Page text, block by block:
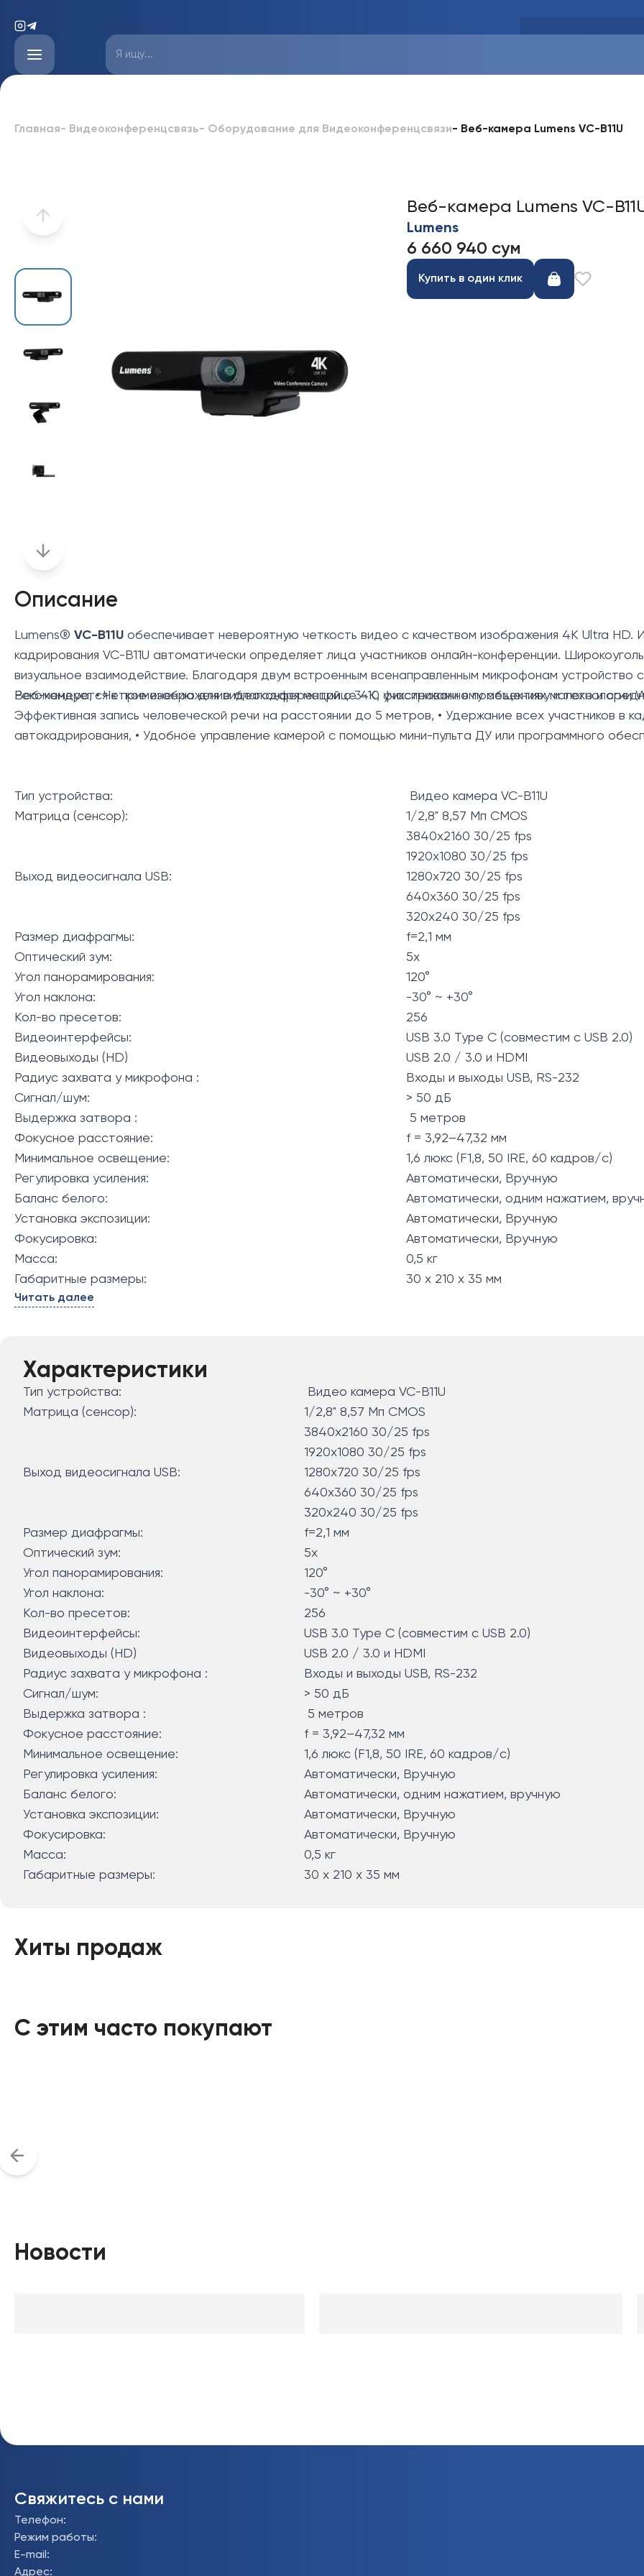
Главная- Видеоконференцсвязь- Оборудование для Видеоконференцсвязи- Веб-камера Lumens VC-B11U
Веб-камера Lumens VC-
Lumens
6 660 940 сум
Купить в один клик
Описание
Lumens® VC-B11U обеспечивает невероятную четкость видео с качеством изображения 4K Ultra HD.
кадрирования VC-B11U автоматически определяет лица участников онлайн-конференции.
визуальное взаимодействие. Благодаря двум встроенным всенаправленным микрофонам устройство
Рекомендуется к применению для видеоконференций с 3-10 участниками в помещениях малого и
Веб-камера, • Четкое изображение благодаря матрице 4К, фиксированному объективу и технологии
Эффективная запись человеческой речи на расстоянии до 5 метров, • Удержание всех участников в
автокадрирования, • Удобное управление камерой с помощью мини-пульта ДУ или программного
Тип устройства:
Видео камера VC-B11U
Матрица (сенсор):
1/2,8" 8,57 Мп CMOS
Выход видеосигнала USB:
3840x2160 30/25 fps
1920x1080 30/25 fps
1280x720 30/25 fps
640x360 30/25 fps
320x240 30/25 fps
Размер диафрагмы:
f=2,1 мм
Оптический зум:
5x
Угол панорамирования:
120°
Угол наклона:
-30° ~ +30°
Кол-во пресетов:
256
Видеоинтерфейсы:
USB 3.0 Type C (совместим с USB 2.0)
Видеовыходы (HD)
USB 2.0 / 3.0 и HDMI
Радиус захвата у микрофона :
Входы и выходы USB, RS-232
Сигнал/шум:
> 50 дБ
Выдержка затвора :
5 метров
Фокусное расстояние:
f = 3,92–47,32 мм
Минимальное освещение:
1,6 люкс (F1,8, 50 IRE, 60 кадров/с)
Регулировка усиления:
Автоматически, Вручную
Баланс белого:
Автоматически, одним нажатием,
Установка экспозиции:
Автоматически, Вручную
Фокусировка:
Автоматически, Вручную
Масса:
0,5 кг
Габаритные размеры:
30 х 210 х 35 мм
Читать далее
Характеристики
Тип устройства:
Видео камера VC-B11U
Матрица (сенсор):
1/2,8" 8,57 Мп CMOS
Выход видеосигнала USB:
3840x2160 30/25 fps
1920x1080 30/25 fps
1280x720 30/25 fps
640x360 30/25 fps
320x240 30/25 fps
Размер диафрагмы:
f=2,1 мм
Оптический зум:
5x
Угол панорамирования:
120°
Угол наклона:
-30° ~ +30°
Кол-во пресетов:
256
Видеоинтерфейсы:
USB 3.0 Type C (совместим с USB 2.0)
Видеовыходы (HD)
USB 2.0 / 3.0 и HDMI
Радиус захвата у микрофона :
Входы и выходы USB, RS-232
Сигнал/шум:
> 50 дБ
Выдержка затвора :
5 метров
Фокусное расстояние:
f = 3,92–47,32 мм
Минимальное освещение:
1,6 люкс (F1,8, 50 IRE, 60 кадров/с)
Регулировка усиления:
Автоматически, Вручную
Баланс белого:
Автоматически, одним нажатием, вручную
Установка экспозиции:
Автоматически, Вручную
Фокусировка:
Автоматически, Вручную
Масса:
0,5 кг
Габаритные размеры:
30 х 210 х 35 мм
Хиты продаж
С этим часто покупают
Новости
Свяжитесь с нами
Телефон:
Режим работы:
E-mail :
Адрес: